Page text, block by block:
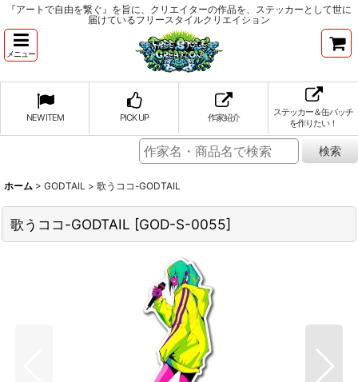
『アートで自由を繋ぐ』を旨に、クリエイターの作品を、ステッカーとして世に
届けているフリースタイルクリエイション
メニュー
NEW ITEM PICK UP 作家紹介
ステッカー＆缶バッチ
を作りたい！
ホーム > GODTAIL > 歌うココ-GODTAIL
歌うココ-GODTAIL [GOD-S-0055]